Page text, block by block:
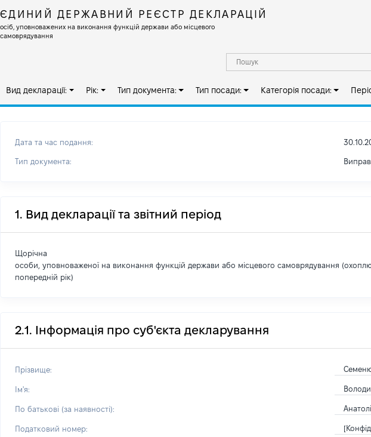
ЄДИНИЙ ДЕРЖАВНИЙ РЕЄСТР ДЕКЛАРАЦІЙ
осіб, уповноважених на виконання функцій держави або місцевого
самоврядування
Вид декларації: Рік: Тип документа: Тип посади: Категорія посади:
Дата та час подання:
Тип документа:
1. Вид декларації та звітний період
Щорічна
особи, уповноваженої на виконання функцій держави або місцевого самоврядування
попередній рік)
2.1. Інформація про суб'єкта декларування
Прізвище:
Ім'я:
По батькові (за наявності):
Податковий номер: